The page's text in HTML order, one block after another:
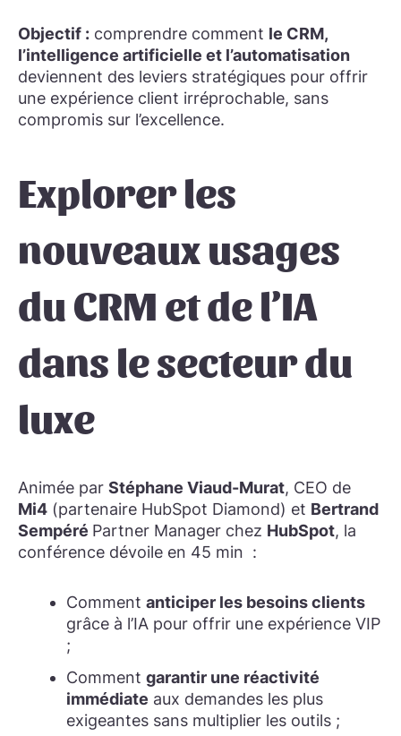
Objectif : comprendre comment le CRM,
l’intelligence artificielle et l’automatisation
deviennent des leviers stratégiques pour offrir
une expérience client irréprochable, sans
compromis sur l’excellence.
Explorer les
nouveaux usages
du CRM et de l’IA
dans le secteur du
luxe
Animée par Stéphane Viaud-Murat, CEO de
Mi4 (partenaire HubSpot Diamond) et Bertrand
Sempéré Partner Manager chez HubSpot, la
conférence dévoile en 45 min :
Comment anticiper les besoins clients
grâce à l’IA pour offrir une expérience VIP
;
Comment garantir une réactivité
immédiate aux demandes les plus
exigeantes sans multiplier les outils ;